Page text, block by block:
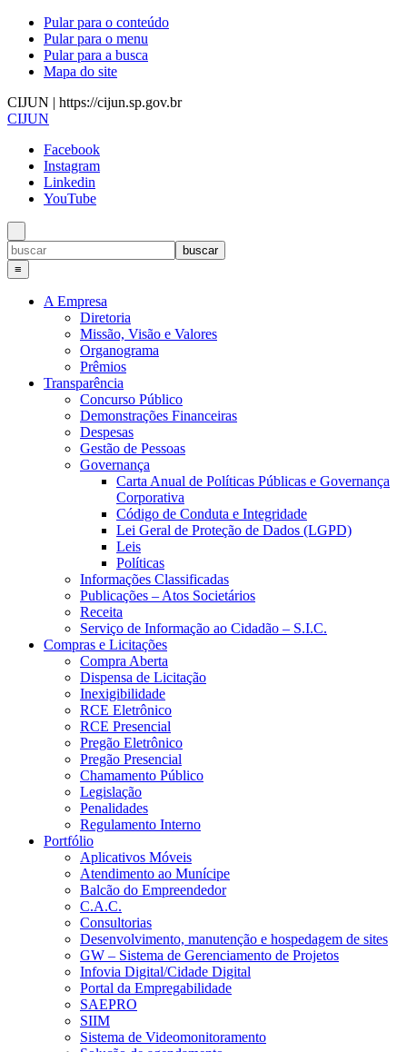
Pular para o conteúdo
Pular para o menu
Pular para a busca
Mapa do site
CIJUN | https://cijun.sp.gov.br
CIJUN
Facebook
Instagram
Linkedin
YouTube
≡
A Empresa
Diretoria
Missão, Visão e Valores
Organograma
Prêmios
Transparência
Concurso Público
Demonstrações Financeiras
Despesas
Gestão de Pessoas
Governança
Carta Anual de Políticas Públicas e Governança
Corporativa
Código de Conduta e Integridade
Lei Geral de Proteção de Dados (LGPD)
Leis
Políticas
Informações Classificadas
Publicações – Atos Societários
Receita
Serviço de Informação ao Cidadão – S.I.C.
Compras e Licitações
Compra Aberta
Dispensa de Licitação
Inexigibilidade
RCE Eletrônico
RCE Presencial
Pregão Eletrônico
Pregão Presencial
Chamamento Público
Legislação
Penalidades
Regulamento Interno
Portfólio
Aplicativos Móveis
Atendimento ao Munícipe
Balcão do Empreendedor
C.A.C.
Consultorias
Desenvolvimento, manutenção e hospedagem de sites
GW – Sistema de Gerenciamento de Projetos
Infovia Digital/Cidade Digital
Portal da Empregabilidade
SAEPRO
SIIM
Sistema de Videomonitoramento